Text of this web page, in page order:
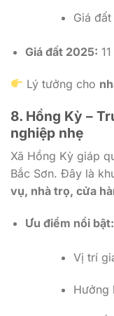
Giá
Giá đất 2025:
Lý tưởng cho
8. Hồng Kỳ –
nghiệp nhẹ
Xã Hồng Kỳ giáp
Bắc Sơn. Đây là
vụ, nhà trọ, cửa
Ưu điểm nổi bật:
Vị trí
Hưởng